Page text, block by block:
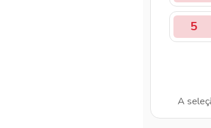
5
A